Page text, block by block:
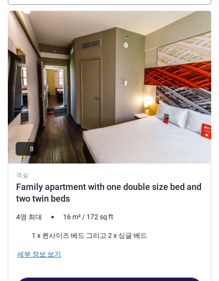
tourist points of Maringá!
FERNANDA CARIDE 호텔 관리
객실
Family apartment with one double size bed and
two twin beds
세부 정보 보기
8
4명 최대 16 m²/ 172sq ft
1 x 퀸사이즈 베드 그리고 2 x 싱글 베드
세부 정보 보기